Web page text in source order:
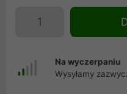
Na wyczerpaniu
Wysyłamy